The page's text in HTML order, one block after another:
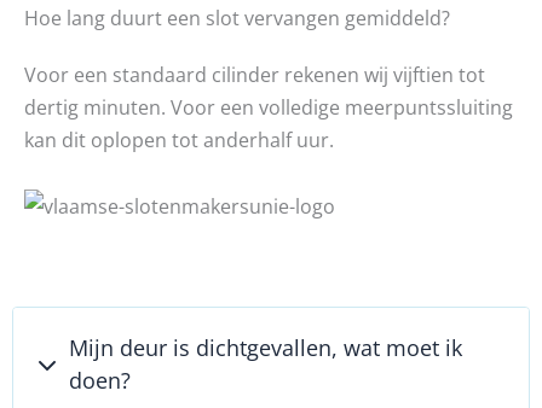
Hoe lang duurt een slot vervangen gemiddeld?
Voor een standaard cilinder rekenen wij vijftien tot
dertig minuten. Voor een volledige meerpuntssluiting
kan dit oplopen tot anderhalf uur.
Mijn deur is dichtgevallen, wat moet ik
doen?